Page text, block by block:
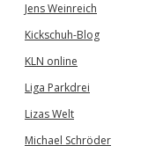
Jens Weinreich
Kickschuh-Blog
KLN online
Liga Parkdrei
Lizas Welt
Michael Schröder